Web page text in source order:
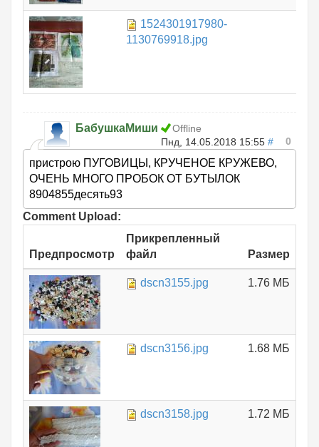
1524301917980-
1130769918.jpg
БабушкаМиши
Offline
Пнд, 14.05.2018 15:55 # 0
пристрою ПУГОВИЦЫ, КРУЧЕНОЕ КРУЖЕВО,
ОЧЕНЬ МНОГО ПРОБОК ОТ БУТЫЛОК
8904855десять93
Comment Upload:
Предпросмотр
Прикрепленный
файл
Размер
dscn3155.jpg 1.76 МБ
dscn3156.jpg 1.68 МБ
dscn3158.jpg 1.72 МБ